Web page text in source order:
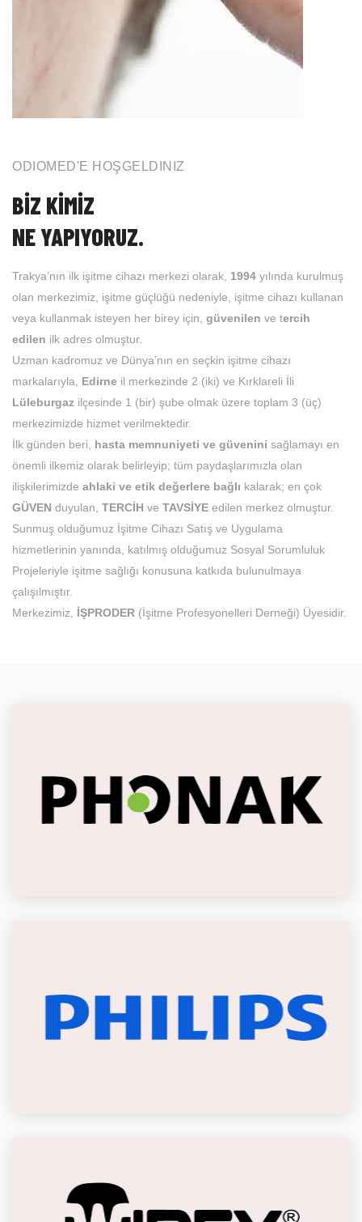
ODIOMED'E HOŞGELDINIZ
BİZ KİMİZ
NE YAPIYORUZ.
Trakya’nın ilk işitme cihazı merkezi olarak, 1994 yılında kurulmuş
olan merkezimiz, işitme güçlüğü nedeniyle, işitme cihazı kullanan
veya kullanmak isteyen her birey için, güvenilen ve tercih
edilen ilk adres olmuştur.
Uzman kadromuz ve Dünya’nın en seçkin işitme cihazı
markalarıyla, Edirne il merkezinde 2 (iki) ve Kırklareli İli
Lüleburgaz ilçesinde 1 (bir) şube olmak üzere toplam 3 (üç)
merkezimizde hizmet verilmektedir.
İlk günden beri,
hasta memnuniyeti ve güvenini sağlamayı en
önemli ilkemiz olarak belirleyip; tüm paydaşlarımızla olan
ilişkilerimizde ahlaki ve etik değerlere bağlı kalarak; en çok
GÜVEN duyulan, TERCİH ve TAVSİYE edilen merkez olmuştur.
Sunmuş olduğumuz İşitme Cihazı Satış ve Uygulama
hizmetlerinin yanında, katılmış olduğumuz Sosyal Sorumluluk
Projeleriyle işitme sağlığı konusuna katkıda bulunulmaya
çalışılmıştır.
Merkezimiz, İŞPRODER (İşitme Profesyonelleri Derneği) Üyesidir.